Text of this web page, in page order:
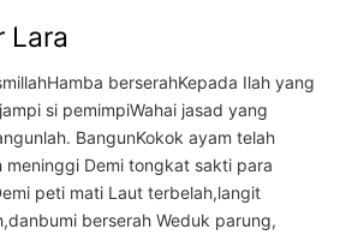
Lara
berserahKepada Ilah yang
si pemimpiWahai jasad yang
BangunKokok ayam telah
meninggi Demi tongkat sakti para
peti mati Laut terbelah,langit
berserah Weduk parung,